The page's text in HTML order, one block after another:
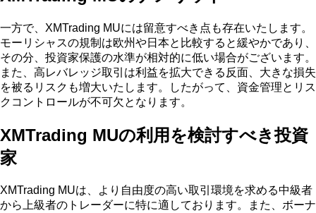
一方で、XMTrading MUには留意すべき点も存在いたします。
モーリシャスの規制は欧州や日本と比較すると緩やかであり、
その分、投資家保護の水準が相対的に低い場合がございます。
また、高レバレッジ取引は利益を拡大できる反面、大きな損失
を被るリスクも増大いたします。したがって、資金管理とリス
クコントロールが不可欠となります。
XMTrading MUの利用を検討すべき投資
家
XMTrading MUは、より自由度の高い取引環境を求める中級者
から上級者のトレーダーに特に適しております。また、ボーナ